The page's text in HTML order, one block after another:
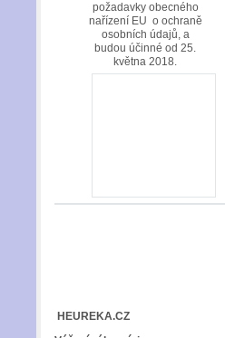
požadavky obecného
nařízení EU o ochraně
osobních údajů, a
budou účinné od 25.
května 2018.
HEUREKA.CZ